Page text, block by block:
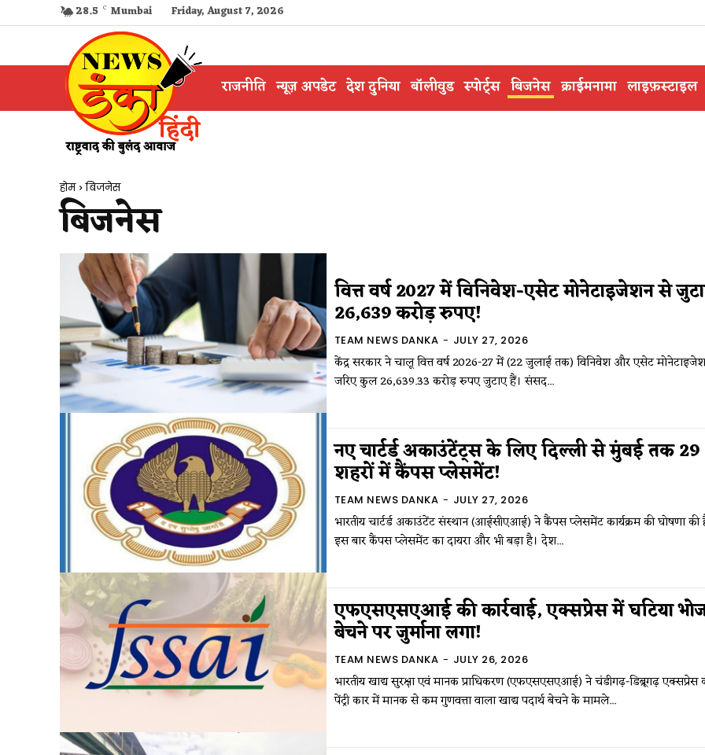
28.5 C Mumbai Friday, August 7, 2026
राजनीति न्यूज़ अपडेट देश दुनिया बॉलीवुड स्पोर्ट्स बिजनेस क्राईमनामा लाइफ़स्टाइल
होम बिजनेस
बिजनेस
वित्त वर्ष 2027 में विनिवेश-एसेट मोनेटाइजेशन से
26,639 करोड़ रुपए!
TEAM NEWS DANKA - JULY 27, 2026
केंद्र सरकार ने चालू वित्त वर्ष 2026-27 में (22 जुलाई तक) विनिवेश और एसेट
जरिए कुल 26,639.33 करोड़ रुपए जुटाए हैं। संसद...
नए चार्टर्ड अकाउंटेंट्स के लिए दिल्ली से मुंबई तक 29
शहरों में कैंपस प्लेसमेंट!
TEAM NEWS DANKA - JULY 27, 2026
भारतीय चार्टर्ड अकाउंटेंट संस्थान (आईसीएआई) ने कैंपस प्लेसमेंट कार्यक्रम की घोषणा की
इस बार कैंपस प्लेसमेंट का दायरा और भी बड़ा है। देश...
एफएसएसएआई की कार्रवाई, एक्सप्रेस में घटिया
बेचने पर जुर्माना लगा!
TEAM NEWS DANKA - JULY 26, 2026
भारतीय खाद्य सुरक्षा एवं मानक प्राधिकरण (एफएसएसएआई) ने चंडीगढ़-डिब्रूगढ़ एक्सप्रेस
पेंट्री कार में मानक से कम गुणवत्ता वाला खाद्य पदार्थ बेचने के मामले...